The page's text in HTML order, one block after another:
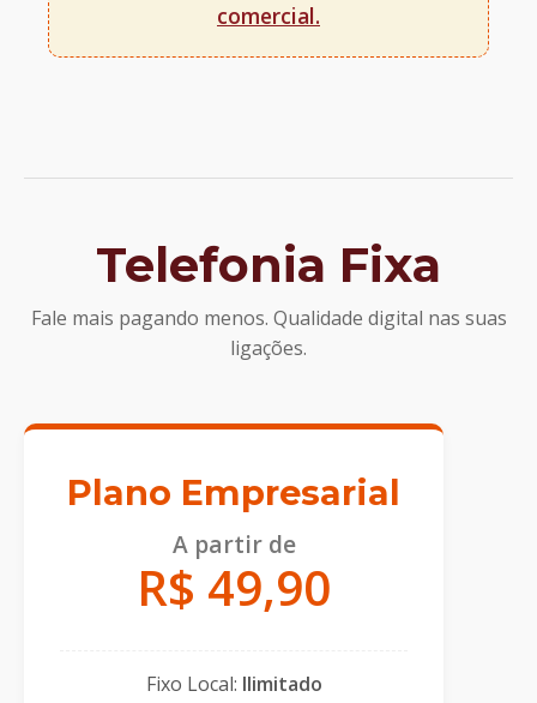
comercial.
Telefonia Fixa
Fale mais pagando menos. Qualidade digital nas suas
ligações.
Plano Empresarial
A partir de
R$ 49,90
Fixo Local: Ilimitado